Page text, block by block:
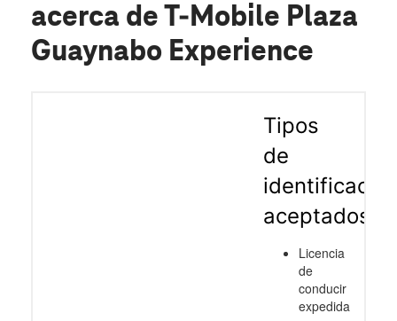
acerca de T-Mobile Plaza
Guaynabo Experience
Tipos
de
aceptados
Licencia
de
conducir
expedida